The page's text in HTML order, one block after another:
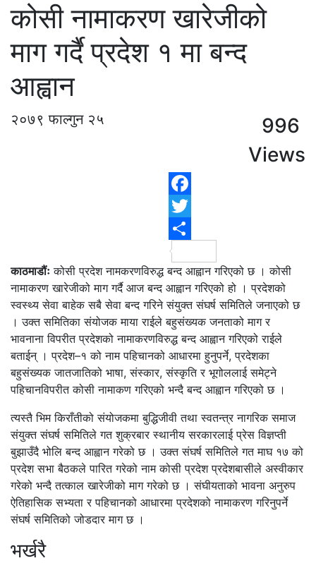
कोसी नामाकरण खारेजीको
माग गर्दै प्रदेश १ मा बन्द
आह्वान
२०७९ फाल्गुन २५
996
Views
काठमाडौंः कोसी प्रदेश नामकरणविरुद्ध बन्द आह्वान गरिएको छ । कोसी
नामाकरण खारेजीको माग गर्दै आज बन्द आह्वान गरिएको हो । प्रदेशको
स्वस्थ्य सेवा बाहेक सबै सेवा बन्द गरिने संयुक्त संघर्ष समितिले जनाएको छ
। उक्त समितिका संयोजक माया राईले बहुसंख्यक जनताको माग र
भावनाना विपरीत प्रदेशको नामाकरणविरुद्ध बन्द आह्वान गरिएको राईले
बताईन् । प्रदेश–१ को नाम पहिचानको आधारमा हुनुपर्ने, प्रदेशका
बहुसंख्यक जातजातिको भाषा, संस्कार, संस्कृति र भूगोललाई समेट्ने
पहिचानविपरीत कोसी नामाकण गरिएको भन्दै बन्द आह्वान गरिएको छ ।
त्यस्तै भिम किराँतीको संयोजकमा बुद्धिजीवी तथा स्वतन्त्र नागरिक समाज
संयुक्त संघर्ष समितिले गत शुक्रबार स्थानीय सरकारलाई प्रेस विज्ञप्ती
बुझाउँदै भोलि बन्द आह्वान गरेको छ । उक्त संघर्ष समितिले गत माघ १७ को
प्रदेश सभा बैठकले पारित गरेको नाम कोसी प्रदेश प्रदेशबासीले अस्वीकार
गरेको भन्दै तत्काल खारेजीको माग गरेको छ । संघीयताको भावना अनुरुप
ऐतिहासिक सभ्यता र पहिचानको आधारमा प्रदेशको नामाकरण गरिनुपर्ने
संघर्ष समितिको जोडदार माग छ ।
भर्खरै